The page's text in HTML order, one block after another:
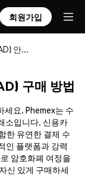
회원가입
Searchpad ($SPAD) 안전하게 구매 및 보관
구매 방법
세요. Phemex는 수
소입니다. 신용카
한 유연한 결제 수
인 플랫폼과 강력
암호화폐 여정을
신 있게 구매하세